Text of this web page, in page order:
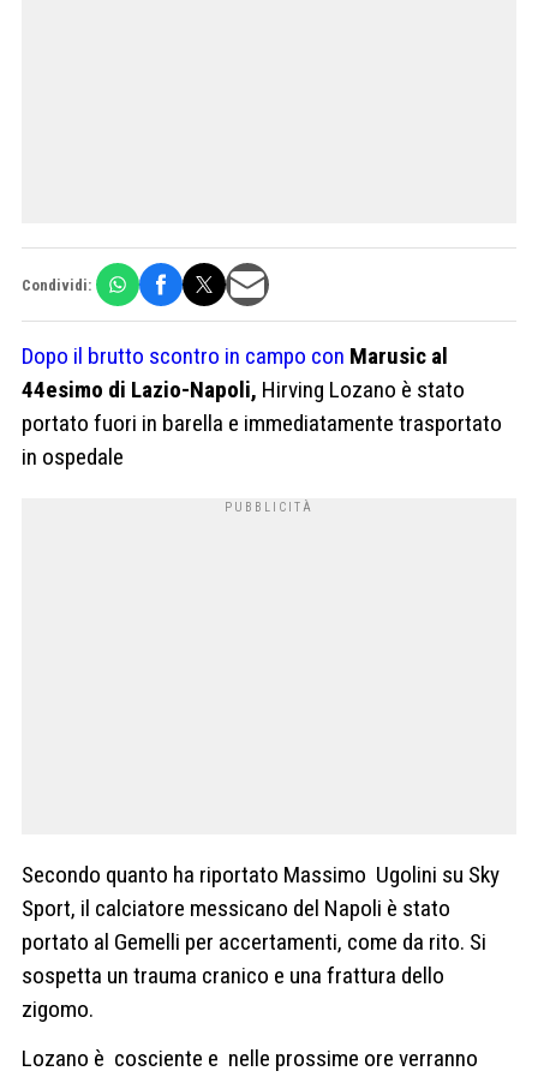
Condividi:
Dopo il brutto scontro in campo con Marusic al
44esimo di Lazio-Napoli, Hirving Lozano è stato
portato fuori in barella e immediatamente trasportato
in ospedale
Secondo quanto ha riportato Massimo Ugolini su Sky
Sport, il calciatore messicano del Napoli è stato
portato al Gemelli per accertamenti, come da rito. Si
sospetta un trauma cranico e una frattura dello
zigomo.
Lozano è cosciente e nelle prossime ore verranno